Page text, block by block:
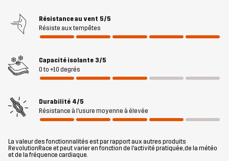
Matériau 3 50% Polyamide, 50% Polyuréthane
Doublure 100% Polyester
Remplissage 100% Polyester
Respirabilité : 6 000 g/m²/24h
Résistance au vent 5/5
Résiste aux tempêtes
Capacité isolante 3/5
0 to +10 degrés
Durabilité 4/5
Résistance à l'usure moyenne à élevée
La valeur des fonctionnalités est par rapport aux autres produits
RevolutionRace et peut varier en fonction de l'activité pratiquée, de la météo
et de la fréquence cardiaque.